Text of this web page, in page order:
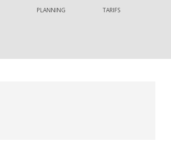
PLANNING TARIFS